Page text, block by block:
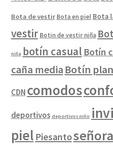
Bota de vestir Bota en piel Bota
vestir Botin de vestir niña
niña botín casual Botín
caña media Botín
CDN comodos
deportivos deportivos niño
piel Piesantoseñora